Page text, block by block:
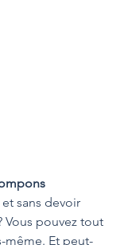
sans devoir
Vous pouvez tout
même. Et peut-